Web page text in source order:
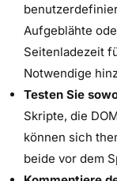
Aufgeblähte
Seitenladezeit
Notwendige
Testen Sie
Skripte, die
können sich
beide vor dem